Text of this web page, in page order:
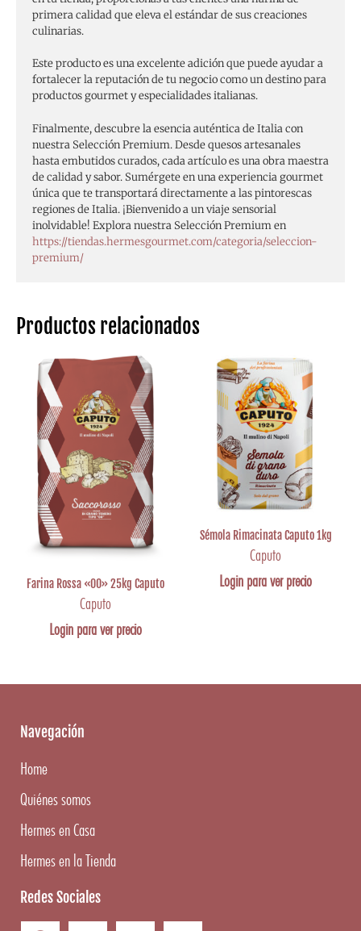
Productos relacionados
Farina Rossa «00» 25kg Caputo
Caputo
Login para ver precio
Sémola Rimacinata Caputo 1kg
Caputo
Login para ver precio
primera calidad que eleva el estándar de sus creaciones
culinarias.
Este producto es una excelente adición que puede ayudar a
fortalecer la reputación de tu negocio como un destino para
productos gourmet y especialidades italianas.
Finalmente, descubre la esencia auténtica de Italia con
nuestra Selección Premium. Desde quesos artesanales
hasta embutidos curados, cada artículo es una obra maestra
de calidad y sabor. Sumérgete en una experiencia gourmet
única que te transportará directamente a las pintorescas
regiones de Italia. ¡Bienvenido a un viaje sensorial
inolvidable! Explora nuestra Selección Premium en
https://tiendas.hermesgourmet.com/categoria/seleccion-
premium/
Navegación
Home
Quiénes somos
Hermes en Casa
Hermes en la Tienda
Redes Sociales